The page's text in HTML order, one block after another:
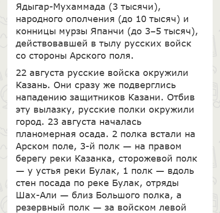
Ядыгар-Мухаммада (3 тысячи),
народного ополчения (до 10 тысяч) и
конницы мурзы Япанчи (до 3–5 тысяч),
действовавшей в тылу русских войск
со стороны Арского поля.
22 августа русские войска окружили
Казань. Они сразу же подверглись
нападению защитников Казани. Отбив
эту вылазку, русские полки окружили
город. 23 августа началась
планомерная осада. 2 полка встали на
Арском поле, 3-й полк — на правом
берегу реки Казанка, сторожевой полк
— у устья реки Булак, 1 полк — вдоль
стен посада по реке Булак, отряды
Шах-Али — близ Большого полка, а
резервный полк — за войском левой